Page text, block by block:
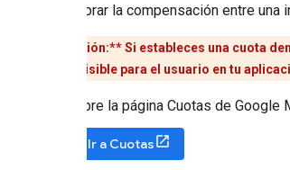
ti equilibrar la compensación entre
**Precaución:**Si estableces una cuota
interrupción visible para el usuario en tu
Abre la página Cuotas de
Ir a Cuotas